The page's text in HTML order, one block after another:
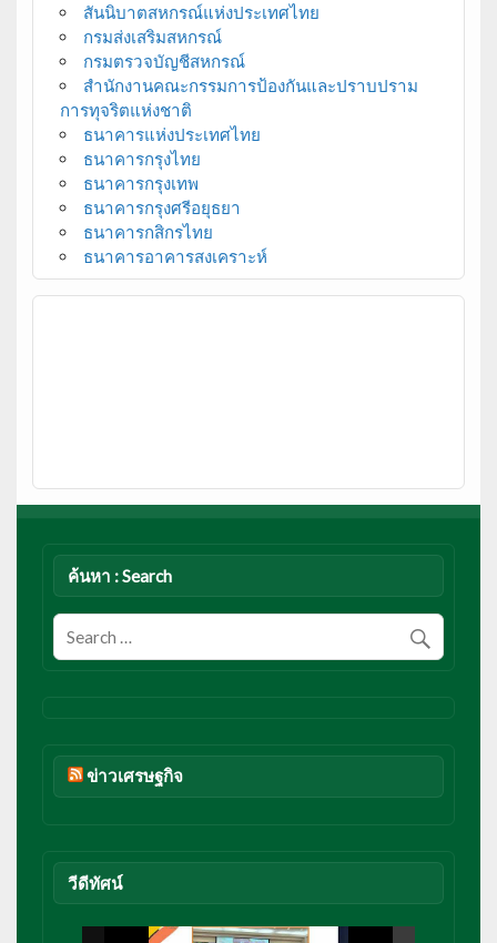
สันนิบาตสหกรณ์แห่งประเทศไทย
กรมส่งเสริมสหกรณ์
กรมตรวจบัญชีสหกรณ์
สำนักงานคณะกรรมการป้องกันและปราบปราม
การทุจริตแห่งชาติ
ธนาคารแห่งประเทศไทย
ธนาคารกรุงไทย
ธนาคารกรุงเทพ
ธนาคารกรุงศรีอยุธยา
ธนาคารกสิกรไทย
ธนาคารอาคารสงเคราะห์
ค้นหา : Search
ข่าวเศรษฐกิจ
วีดีทัศน์